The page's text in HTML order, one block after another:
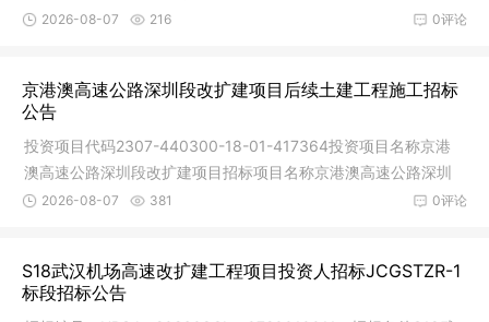
和改革委员
0评论
2026-08-07 216
京港澳高速公路深圳段改扩建项目后续土建工程施工招标
公告
投资项目代码2307-440300-18-01-417364投资项目名称京港
澳高速公路深圳段改扩建项目招标项目名称京港澳高速公路深圳
段改扩建项目
0评论
2026-08-07 381
S18武汉机场高速改扩建工程项目投资人招标JCGSTZR-1
标段招标公告